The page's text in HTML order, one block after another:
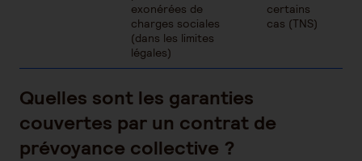
exonérées de
charges sociales
(dans les limites
légales)
certains
cas (TNS)
Quelles sont les garanties
couvertes par un contrat de
prévoyance collective ?